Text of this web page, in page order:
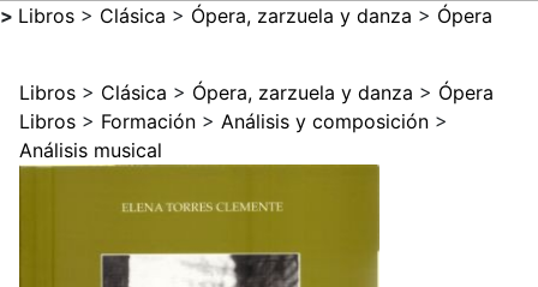
> Libros > Clásica > Ópera, zarzuela y danza > Ópera
Libros > Clásica > Ópera, zarzuela y danza > Ópera
Libros > Formación > Análisis y composición >
Análisis musical